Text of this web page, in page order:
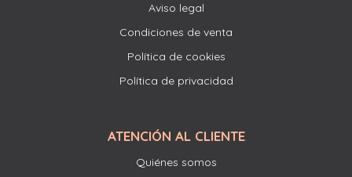
Aviso legal
Condiciones de venta
Política de cookies
Política de privacidad
ATENCIÓN AL CLIENTE
Quiénes somos